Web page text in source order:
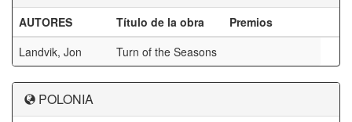
AUTORES Título de la obra
Premios
Landvik, Jon
Turn of the Seasons
POLONIA